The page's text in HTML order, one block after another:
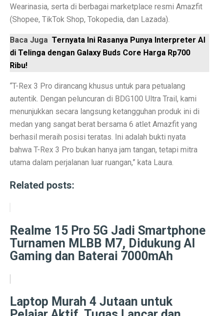
Jangan Lupa Cek Pesanan Online, Ini 7 Sifat
Proyek Meta Raksasa: Pusat Data AI Seluas 70
Cuaca Bangka Belitung Memasuki Musim Hujan 2025,
Pahami Perbedaan Kesehatan Baterai dan Cycle Count
Permintaan Batubara Diperkirakan Pulih di Akhir
10 Film Horor Tersembunyi yang Harus Ditonton Saat
WIFI, TLKM dan DSSA Bersaing di Lelang
Lomba Pesawat Tempur Generasi Kelima Dimulai,
Harga Naik Terus, Cek Saham Lapis Kedua yang
5 Fakta Menarik Kota Gjirokastër, Penuh Bangunan
12 Fakta Menarik Batik yang Ditetapkan UNESCO
Penelitian: Asam Laut Meningkat, Pengaruh pada Gigi
Wearinasia, serta di berbagai marketplace resmi Amazfit
(Shopee, TikTok Shop, Tokopedia, dan Lazada).
Baca Juga Ternyata Ini Rasanya Punya Interpreter AI
di Telinga dengan Galaxy Buds Core Harga Rp700
Ribu!
“T-Rex 3 Pro dirancang khusus untuk para petualang
autentik. Dengan peluncuran di BDG100 Ultra Trail, kami
menunjukkan secara langsung ketangguhan produk ini di
medan yang sangat berat bersama 6 atlet Amazfit yang
berhasil meraih posisi teratas. Ini adalah bukti nyata
bahwa T-Rex 3 Pro bukan hanya jam tangan, tetapi mitra
utama dalam perjalanan luar ruangan,” kata Laura.
Related posts:
Realme 15 Pro 5G Jadi Smartphone
Turnamen MLBB M7, Didukung AI
Gaming dan Baterai 7000mAh
Laptop Murah 4 Jutaan untuk